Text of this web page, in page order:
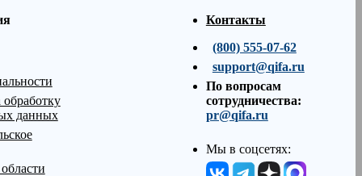
обработку
данных
Контакты
(800) 555-07-62
support@qifa.ru
По вопросам
сотрудничества:
pr@qifa.ru
Мы в соцсетях: